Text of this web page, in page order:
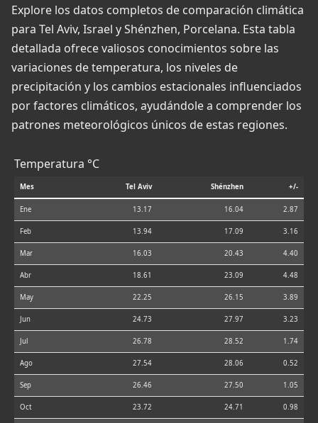
Explore los datos completos de comparación climática
para Tel Aviv, Israel y Shénzhen, Porcelana. Esta tabla
detallada ofrece valiosos conocimientos sobre las
variaciones de temperatura, los niveles de
precipitación y los cambios estacionales influenciados
por factores climáticos, ayudándole a comprender los
patrones meteorológicos únicos de estas regiones.
Temperatura °C
Mes Tel Aviv Shénzhen +/-
Ene 13.17 16.04 2.87
Feb 13.94 17.09 3.16
Mar 16.03 20.43 4.40
Abr 18.61 23.09 4.48
May 22.25 26.15 3.89
Jun 24.73 27.97 3.23
Jul 26.78 28.52 1.74
Ago 27.54 28.06 0.52
Sep 26.46 27.50 1.05
Oct 23.72 24.71 0.98